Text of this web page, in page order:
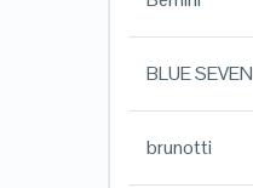
BLUE SEVEN
brunotti